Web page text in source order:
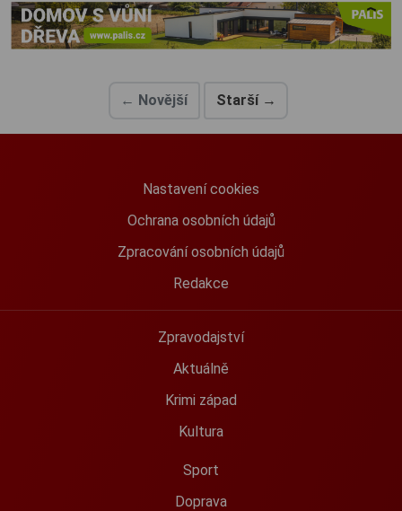
← Novější Starší →
Nastavení cookies
Ochrana osobních údajů
Zpracování osobních údajů
Redakce
Zpravodajství
Aktuálně
Krimi západ
Kultura
Sport
Doprava